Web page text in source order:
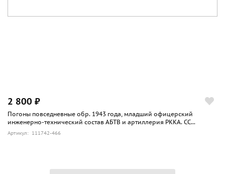
2 800 ₽
Погоны повседневные обр. 1943 года, младший офицерский
инженерно-технический состав АБТВ и артиллерия РККА. СС...
Артикул: 111742-466